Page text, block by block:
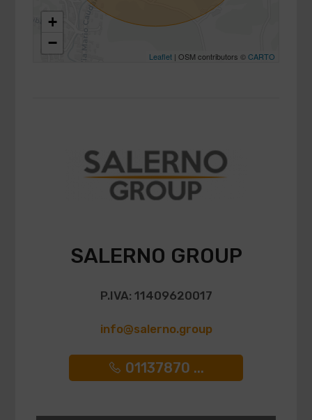
+
−
Leaflet| OSM contributors ©CARTO
SALERNO GROUP
P.IVA: 11409620017
info@salerno.group
01137870 ...